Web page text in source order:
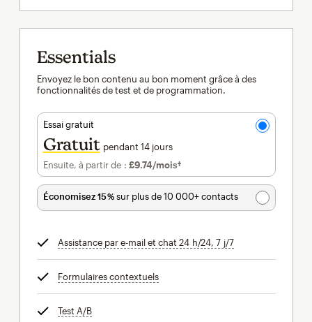
Essentials
Envoyez le bon contenu au bon moment grâce à des
fonctionnalités de test et de programmation.
Essai gratuit
Gratuit pendant 14 jours
Ensuite, à partir de : £9.74/mois†par mois†
Économisez 15 %sur plus de 10 000+ contacts
Assistance par e-mail et chat 24 h/24, 7 j/7infobulle
Formulaires contextuelsinfobulle
Test A/Binfobulle